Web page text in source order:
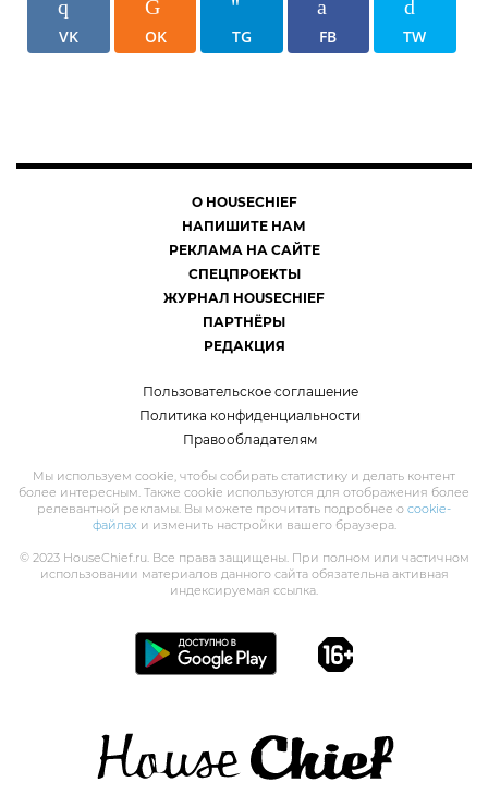
VK OK TG FB TW
О HOUSECHIEF
НАПИШИТЕ НАМ
РЕКЛАМА НА САЙТЕ
СПЕЦПРОЕКТЫ
ЖУРНАЛ HOUSECHIEF
ПАРТНЁРЫ
РЕДАКЦИЯ
Пользовательское соглашение
Политика конфиденциальности
Правообладателям
Мы используем cookie, чтобы собирать статистику и делать контент
более интересным. Также cookie используются для отображения более
релевантной рекламы. Вы можете прочитать подробнее о cookie-
файлахи изменить настройки вашего браузера.
© 2023 HouseChief.ru. Все права защищены. При полном или частичном
использовании материалов данного сайта обязательна активная
индексируемая ссылка.